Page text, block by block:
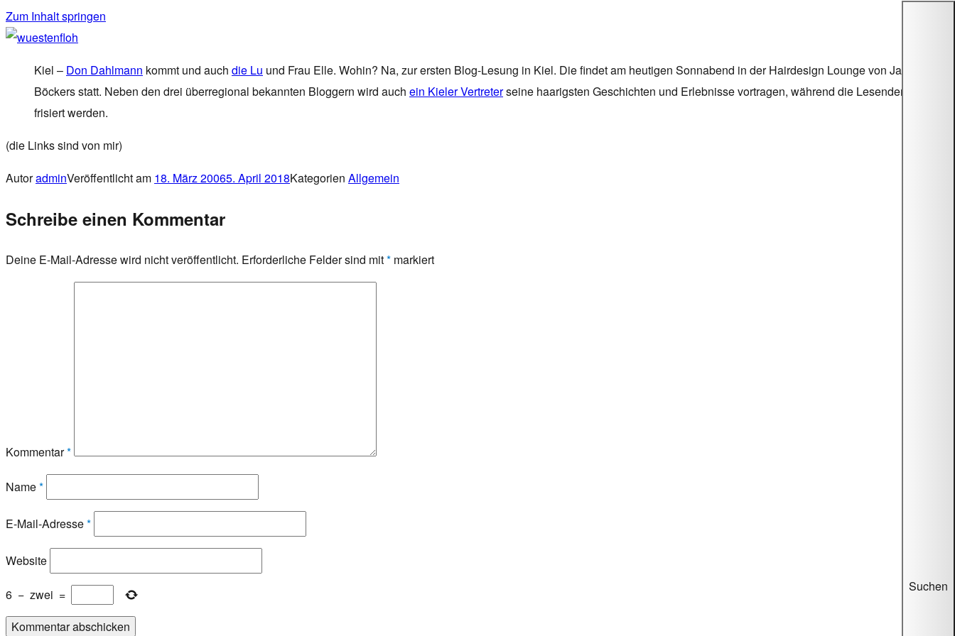
Zum Inhalt springen
wuestenfloh
Kiel – Don Dahlmann kommt und auch die Lu und Frau Elle. Wohin? Na, zur ersten Blog-Lesung in Kiel. Die findet am heutigen Sonnabend in der Hairdesign Lounge von Jan
Böckers statt. Neben den drei überregional bekannten Bloggern wird auch ein Kieler Vertreterseine haarigsten Geschichten und Erlebnisse vortragen, während die Lesenden
frisiert werden.
(die Links sind von mir)
AutoradminVeröffentlicht am 18. März 20065. April 2018Kategorien Allgemein
Schreibe einen Kommentar
Deine E-Mail-Adresse wird nicht veröffentlicht. Erforderliche Felder sind mit* markiert
Kommentar*
Name*
E-Mail-Adresse*
Website
6 − zwei =
Suchen